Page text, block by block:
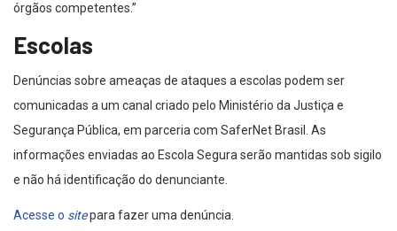
órgãos competentes.”
Escolas
Denúncias sobre ameaças de ataques a escolas podem ser
comunicadas a um canal criado pelo Ministério da Justiça e
Segurança Pública, em parceria com SaferNet Brasil. As
informações enviadas ao Escola Segura serão mantidas sob sigilo
e não há identificação do denunciante.
Acesse o sitepara fazer uma denúncia.